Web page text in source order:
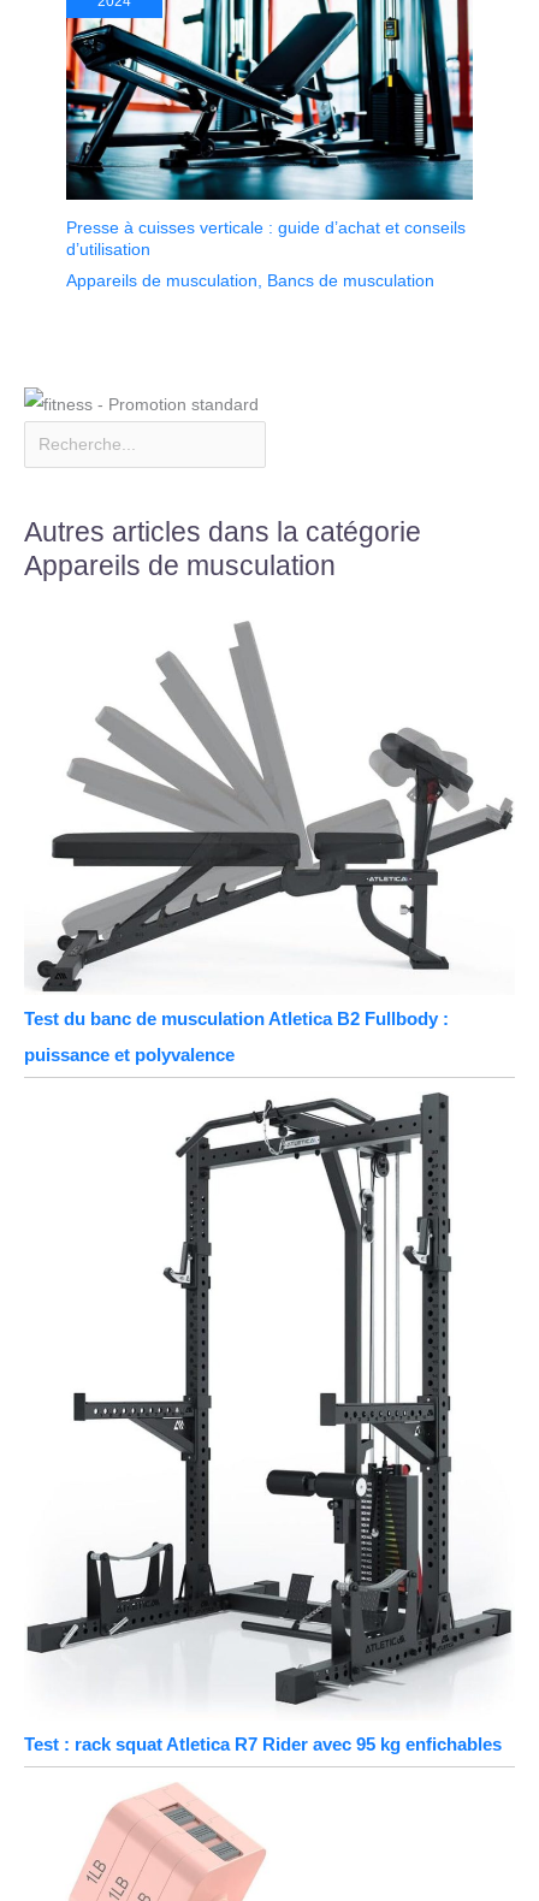
Presse à cuisses verticale : guide d’achat et conseils
d’utilisation
Appareils de musculation, Bancs de musculation
Autres articles dans la catégorie
Appareils de musculation
Test du banc de musculation Atletica B2 Fullbody :
puissance et polyvalence
Test : rack squat Atletica R7 Rider avec 95 kg enfichables